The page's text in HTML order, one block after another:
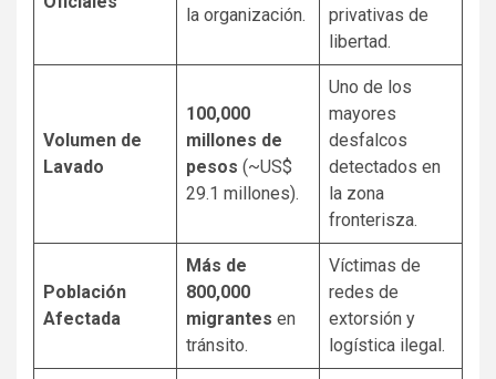
la organización.
privativas de
libertad.
Volumen de
Lavado
100,000
millones de
pesos (~US$
29.1 millones).
Uno de los
mayores
desfalcos
detectados en
la zona
fronterisza.
Población
Afectada
Más de
800,000
migrantes en
tránsito.
Víctimas de
redes de
extorsión y
logística ilegal.